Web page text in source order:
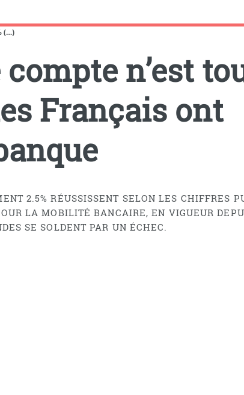
(…)
n’est
Français ont
2.5% RÉUSSISSENT SELON LES CHIFFRES
LA MOBILITÉ BANCAIRE, EN VIGUEUR
SE SOLDENT PAR UN ÉCHEC.